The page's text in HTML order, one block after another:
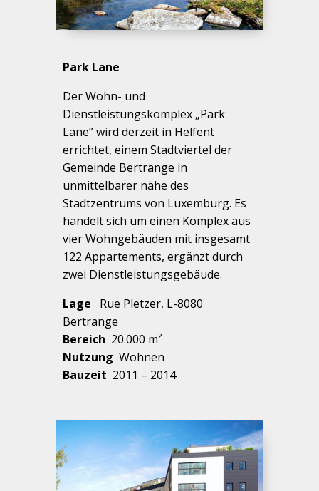
Park Lane
Der Wohn- und
Dienstleistungskomplex „Park
Lane” wird derzeit in Helfent
errichtet, einem Stadtviertel der
Gemeinde Bertrange in
unmittelbarer nähe des
Stadtzentrums von Luxemburg. Es
handelt sich um einen Komplex aus
vier Wohngebäuden mit insgesamt
122 Appartements, ergänzt durch
zwei Dienstleistungsgebäude.
Lage Rue Pletzer, L-8080
Bertrange
Bereich 20.000 m²
Nutzung Wohnen
Bauzeit 2011 – 2014